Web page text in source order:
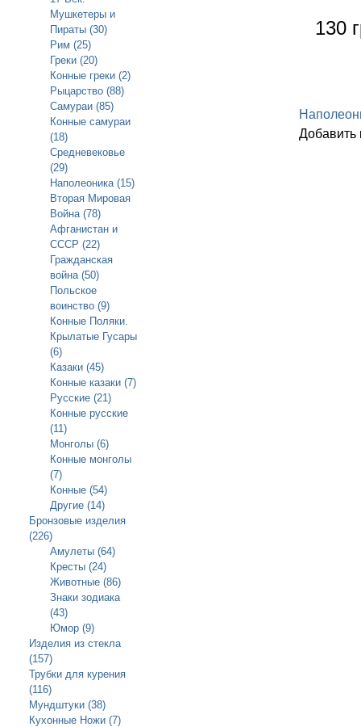
Мушкетеры и
Пираты (30)
Рим (25)
Греки (20)
Конные греки (2)
Рыцарство (88)
Самураи (85)
Конные самураи
(18)
Средневековье
(29)
Наполеоника (15)
Вторая Мировая
Война (78)
Афганистан и
СССР (22)
Гражданская
война (50)
Польское
воинство (9)
Конные Поляки.
Крылатые Гусары
(6)
Казаки (45)
Конные казаки (7)
Русские (21)
Конные русские
(11)
Монголы (6)
Конные монголы
(7)
Конные (54)
Другие (14)
Бронзовые изделия
(226)
Амулеты (64)
Кресты (24)
Животные (86)
Знаки зодиака
(43)
Юмор (9)
Изделия из стекла
(157)
Трубки для курения
(116)
Мундштуки (38)
Кухонные Ножи (7)
130
Добавить